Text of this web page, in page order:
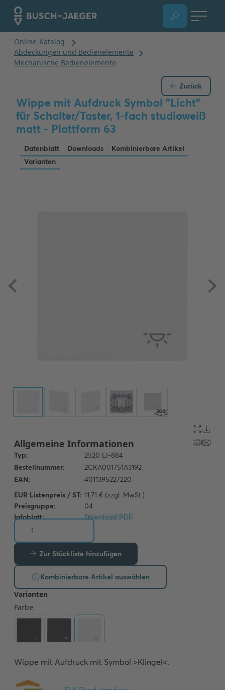
Zurück
Wippe mit Aufdruck Symbol "Licht"
für Schalter/Taster, 1-fach studioweiß
matt - Plattform 63
Datenblatt Downloads
Kombinierbare Artikel
Varianten
EUR Listenpreis / ST: 11,71 € (zzgl. MwSt.)
Preisgruppe:
04
Infoblatt:
Download PDF
Zur Stückliste hinzufügen
Kombinierbare Artikel auswählen
Wippe mit Aufdruck mit Symbol >Klingel<.